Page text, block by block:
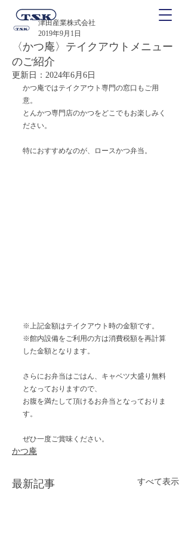
〈かつ庵〉テイクアウトメニュー
のご紹介
津田産業株式会社
2019年9月1日
更新日： 2024年6月6日
かつ庵ではテイクアウト専門の窓口もご用
意。
とんかつ専門店のかつをどこでもお楽しみく
ださい。
特におすすめなのが、ロースかつ弁当。
※上記金額はテイクアウト時の金額です。
※館内設備をご利用の方は消費税額を再計算
した金額となります。
さらにお弁当はごはん、キャベツ大盛り無料
となっておりますので、
お腹を満たして頂けるお弁当となっておりま
す。
ぜひ一度ご賞味ください。
かつ庵
最新記事 すべて表示